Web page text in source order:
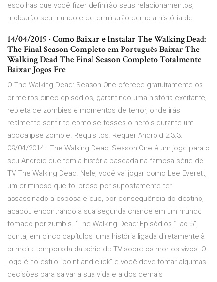
escolhas que você fizer definirão seus relacionamentos,
moldarão seu mundo e determinarão como a história de
14/04/2019 · Como Baixar e Instalar The Walking Dead:
The Final Season Completo em Português Baixar The
Walking Dead The Final Season Completo Totalmente
Baixar Jogos Fre
O The Walking Dead: Season One oferece gratuitamente os
primeiros cinco episódios, garantindo uma história excitante,
repleta de zombies e momentos de terror, onde irás
realmente sentir-te como se fosses o heróis durante um
apocalipse zombie. Requisitos. Requer Android 2.3.3.
09/04/2014 · The Walking Dead: Season One é um jogo para o
seu Android que tem a história baseada na famosa série de
TV The Walking Dead. Nele, você vai jogar como Lee Everett,
um criminoso que foi preso por supostamente ter
assassinado a esposa e que, por consequência do destino,
acabou encontrando a sua segunda chance em um mundo
tomado por zumbis. “The Walking Dead: Episódios 1 ao 5”,
conta, em cinco capítulos, uma história ligada diretamente à
primeira temporada da série de TV sobre os mortos-vivos. O
jogo é no estilo “point and click” e você deve tomar algumas
decisões para salvar a sua vida e a dos demais